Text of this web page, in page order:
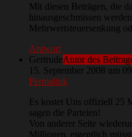
Mit diesen Beträgen, die
hinausgeschmissen
Mehrwertsteuersenkung
Antwort
GertrudeAutor des
15. September 2008 um
Permalink
Es kostet Uns offiziell 25
sagen die Parteien!
Von anderer Seite
Millionen, eigentlich